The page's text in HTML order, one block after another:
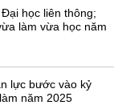
học liên thông;
làm vừa học năm
lực bước vào kỷ
năm 2025